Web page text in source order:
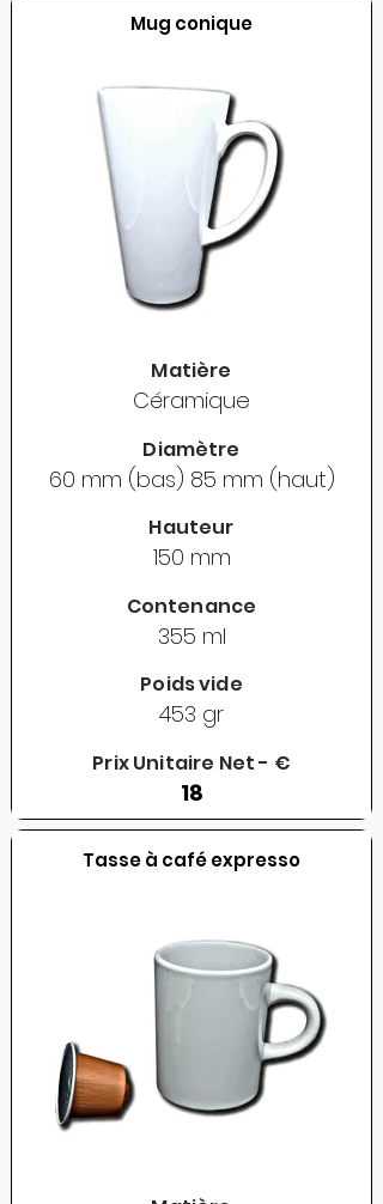
Mug conique
Matière
Céramique
Diamètre
60 mm (bas) 85 mm (haut)
Hauteur
150 mm
Contenance
355 ml
Poids vide
453 gr
Prix Unitaire Net - €
18
Tasse à café expresso